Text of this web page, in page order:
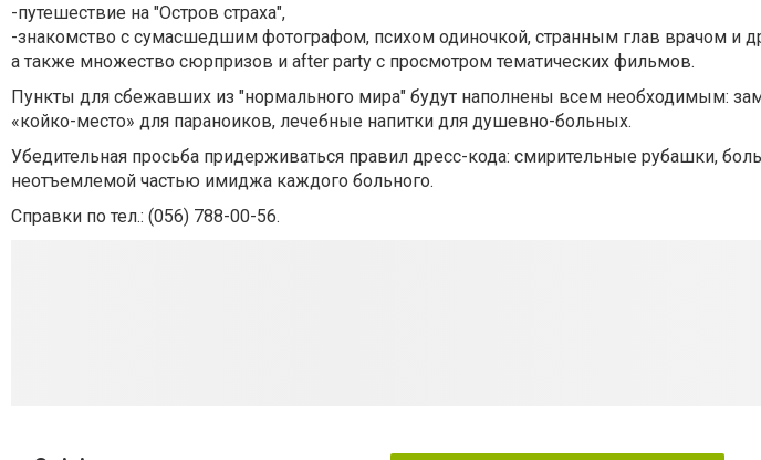
-путешествие на "Остров страха",
-знакомство с сумасшедшим фотографом, психом одиночкой, странным глав врачом и
а также множество сюрпризов и after party с просмотром тематических фильмов.
Пункты для сбежавших из "нормального мира" будут наполнены всем необходимым:
«койко-место» для параноиков, лечебные напитки для душевно-больных.
Убедительная просьба придерживаться правил дресс-кода: смирительные рубашки,
неотъемлемой частью имиджа каждого больного.
Справки по тел.: (056) 788-00-56.